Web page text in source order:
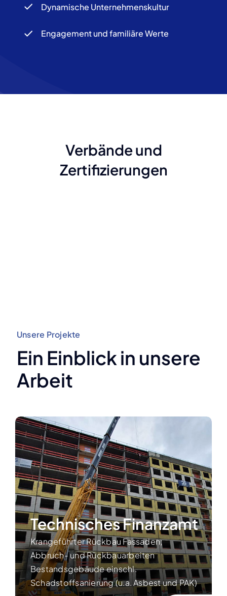
Dynamische Unternehmenskultur
Engagement und familiäre Werte
Verbände und
Zertifizierungen
Unsere Projekte
Ein Einblick in unsere
Arbeit
Technisches Finanzamt
Krangeführter Rückbau Fassaden;
Abbruch- und Rückbauarbeiten
Bestandsgebäude einschl.
Schadstoffsanierung (u.a. Asbest und PAK)